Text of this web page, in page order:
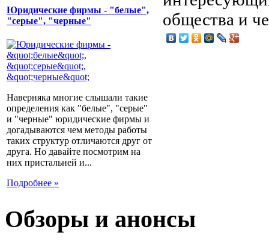
Юридические фирмы - "белые",
"серые", "черные"
Наверняка многие слышали такие
определения как "белые", "серые"
и "черные" юридические фирмы и
догадываются чем методы работы
таких структур отличаются друг от
друга. Но давайте посмотрим на
них пристальней и...
Подробнее »
общества и
Обзоры и анонсы